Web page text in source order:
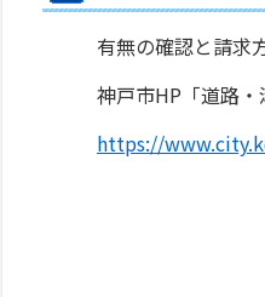
有無の確認と請求
神戸市HP「道路・
https://